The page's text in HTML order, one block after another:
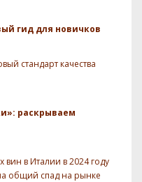
гид для новичков
стандарт качества
раскрываем
в Италии в 2024 году
общий спад на рынке